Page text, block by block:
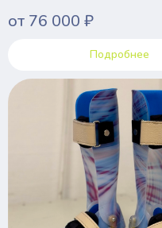
от 76 000 ₽
Подробнее